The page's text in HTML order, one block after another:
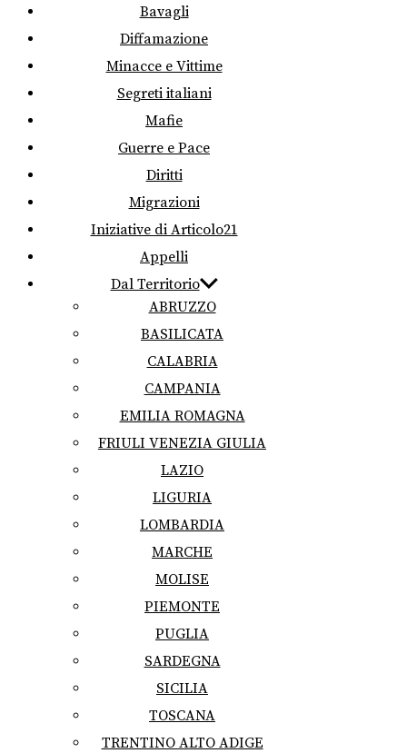
Bavagli
Diffamazione
Minacce e Vittime
Segreti italiani
Mafie
Guerre e Pace
Diritti
Migrazioni
Iniziative di Articolo21
Appelli
Dal Territorio
ABRUZZO
BASILICATA
CALABRIA
CAMPANIA
EMILIA ROMAGNA
FRIULI VENEZIA GIULIA
LAZIO
LIGURIA
LOMBARDIA
MARCHE
MOLISE
PIEMONTE
PUGLIA
SARDEGNA
SICILIA
TOSCANA
TRENTINO ALTO ADIGE